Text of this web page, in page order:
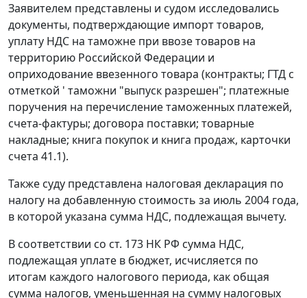
Заявителем представлены и судом исследовались
документы, подтверждающие импорт товаров,
уплату НДС на таможне при ввозе товаров на
территорию Российской Федерации и
оприходование ввезенного товара (контракты; ГТД с
отметкой ' таможни "выпуск разрешен"; платежные
поручения на перечисление таможенных платежей,
счета-фактуры; договора поставки; товарные
накладные; книга покупок и книга продаж, карточки
счета 41.1).
Также суду представлена налоговая декларация по
налогу на добавленную стоимость за июль 2004 года,
в которой указана сумма НДС, подлежащая вычету.
В соответствии со ст. 173 НК РФ сумма НДС,
подлежащая уплате в бюджет, исчисляется по
итогам каждого налогового периода, как общая
сумма налогов, уменьшенная на сумму налоговых